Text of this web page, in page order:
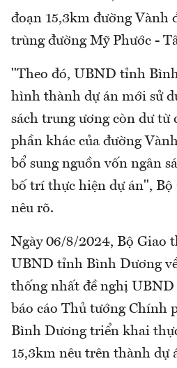
đoạn 15,3km đường Vành
trùng đường Mỹ Phước -
"Theo đó, UBND tỉnh
hình thành dự án mới sử
sách trung ương còn dư từ
phần khác của đường
bổ sung nguồn vốn ngân
bố trí thực hiện dự án",
nêu rõ.
Ngày 06/8/2024, Bộ Giao
UBND tỉnh Bình Dương
thống nhất đề nghị
báo cáo Thủ tướng Chính
Bình Dương triển khai
15,3km nêu trên thành dự